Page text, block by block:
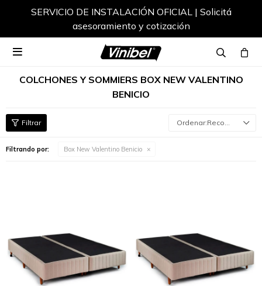
SERVICIO DE INSTALACIÓN OFICIAL | Solicitá
asesoramiento y cotización

COLCHONES Y SOMMIERS BOX NEW VALENTINO
BENICIO
Recomendados
Filtrando por: Box New Valentino Benicio